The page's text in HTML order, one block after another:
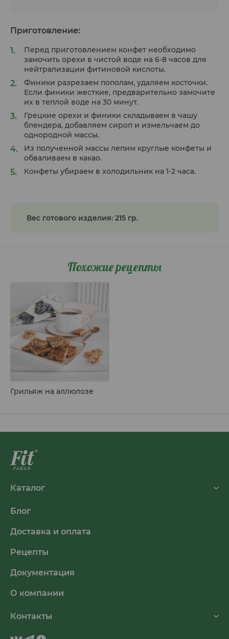
Приготовление:
Перед приготовлением конфет необходимо
замочить орехи в чистой воде на 6-8 часов для
нейтрализации фитиновой кислоты.
Финики разрезаем пополам, удаляем косточки.
Если финики жесткие, предварительно замочите
их в теплой воде на 30 минут.
Грецкие орехи и финики складываем в чашу
блендера, добавляем сироп и измельчаем до
однородной массы.
Из полученной массы лепим круглые конфеты и
обваливаем в какао.
Конфеты убираем в холодильник на 1-2 часа.
Вес готового изделия: 215 гр.
Похожие рецепты
Грильяж на аллюлозе
Каталог
Блог
Доставка и оплата
Рецепты
Документация
О компании
Контакты